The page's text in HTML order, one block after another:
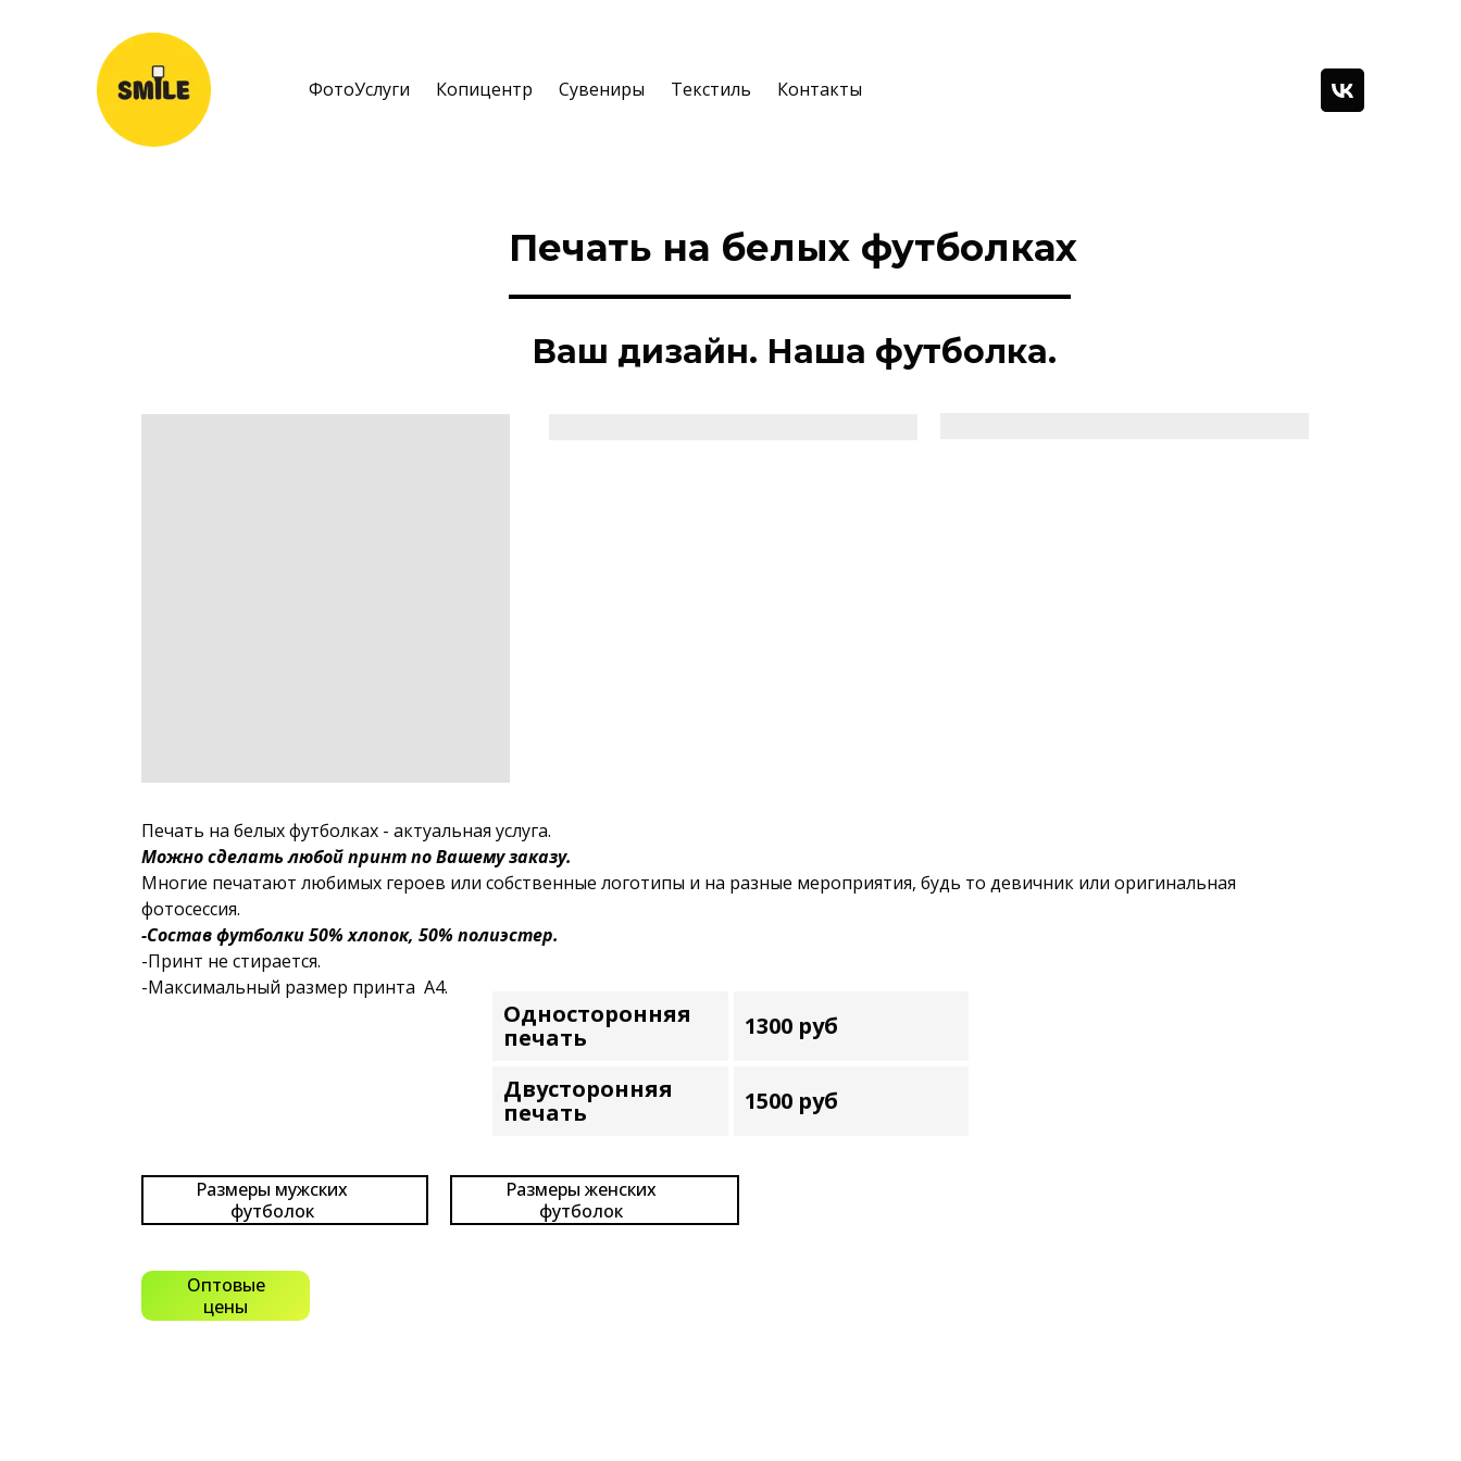
ФотоУслуги Копицентр Сувениры Текстиль Контакты
Оптовые
цены
Односторонняя
печать
1300 руб
Двусторонняя
печать
1500 руб
Ваш дизайн. Наша футболка.
Размеры мужских
футболок
Размеры женских
футболок
Печать на белых футболках
Печать на белых футболках - актуальная услуга.
Можно сделать любой принт по Вашему заказу.
Многие печатают любимых героев или собственные логотипы и на разные мероприятия, будь то девичник или оригинальная
фотосессия.
-Состав футболки 50% хлопок, 50% полиэстер.
-Принт не стирается.
-Максимальный размер принта А4.